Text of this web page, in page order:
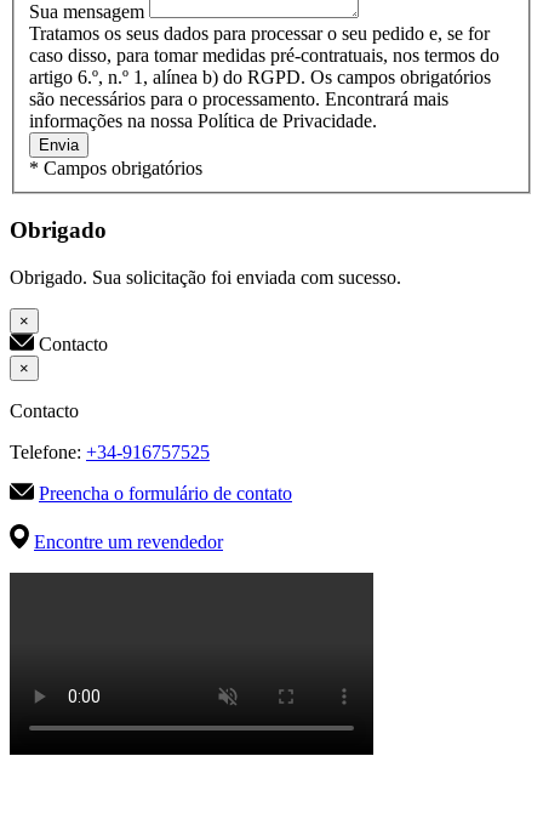
Sua mensagem
Tratamos os seus dados para processar o seu pedido e, se for
caso disso, para tomar medidas pré-contratuais, nos termos do
artigo 6.º, n.º 1, alínea b) do RGPD. Os campos obrigatórios
são necessários para o processamento. Encontrará mais
informações na nossa Política de Privacidade.
Envia
* Campos obrigatórios
Obrigado
Obrigado. Sua solicitação foi enviada com sucesso.
×
Contacto
×
Contacto
Telefone: +34-916757525
Preencha o formulário de contato
Encontre um revendedor